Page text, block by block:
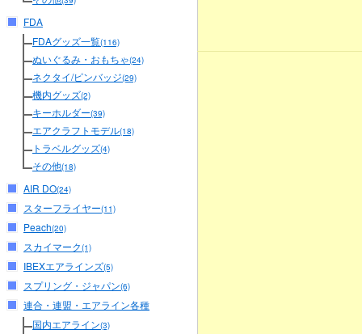
FDA
FDAグッズ一覧(116)
ぬいぐるみ・おもちゃ(24)
ネクタイ/ピンバッジ(29)
機内グッズ(2)
キーホルダー(39)
エアクラフトモデル(18)
トラベルグッズ(4)
その他(18)
AIR DO(24)
スターフライヤー(11)
Peach(20)
スカイマーク(1)
IBEXエアラインズ(5)
スプリング・ジャパン(6)
連合・連盟・エアライン各種
国内エアライン(3)